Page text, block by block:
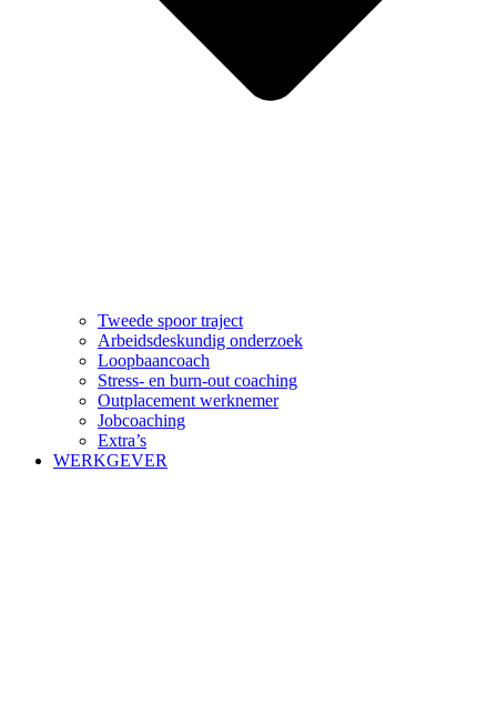
Tweede spoor traject
Arbeidsdeskundig onderzoek
Loopbaancoach
Stress- en burn-out coaching
Outplacement werknemer
Jobcoaching
Extra’s
WERKGEVER